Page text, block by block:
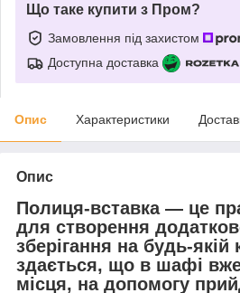
Що таке купити з Пром?
Замовлення під захистом
Доступна доставка
Опис Характеристики
Опис
Полиця-вставка — це
для створення
зберігання на будь-якій
здається, що в шафі
місця, на допомогу